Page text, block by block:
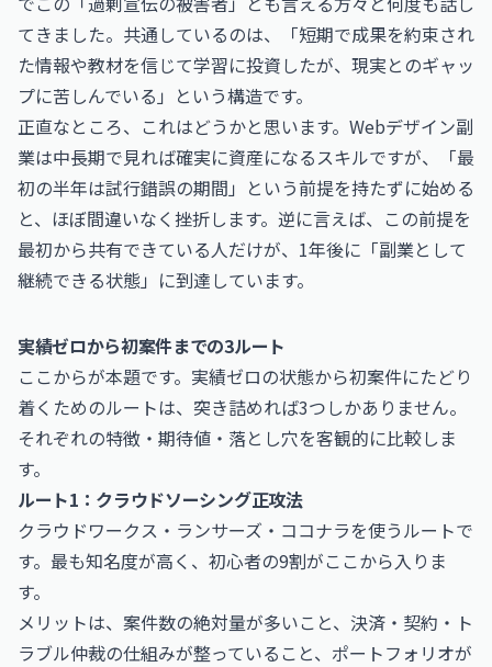
てきました。共通しているのは、「短期で成果を約束され
た情報や教材を信じて学習に投資したが、現実とのギャッ
プに苦しんでいる」という構造です。
正直なところ、これはどうかと思います。Webデザイン副
業は中長期で見れば確実に資産になるスキルですが、「最
初の半年は試行錯誤の期間」という前提を持たずに始める
と、ほぼ間違いなく挫折します。逆に言えば、この前提を
最初から共有できている人だけが、1年後に「副業として
継続できる状態」に到達しています。
実績ゼロから初案件までの3ルート
ここからが本題です。実績ゼロの状態から初案件にたどり
着くためのルートは、突き詰めれば3つしかありません。
それぞれの特徴・期待値・落とし穴を客観的に比較しま
す。
ルート1：クラウドソーシング正攻法
クラウドワークス・ランサーズ・ココナラを使うルートで
す。最も知名度が高く、初心者の9割がここから入りま
す。
メリットは、案件数の絶対量が多いこと、決済・契約・ト
ラブル仲裁の仕組みが整っていること、ポートフォリオが